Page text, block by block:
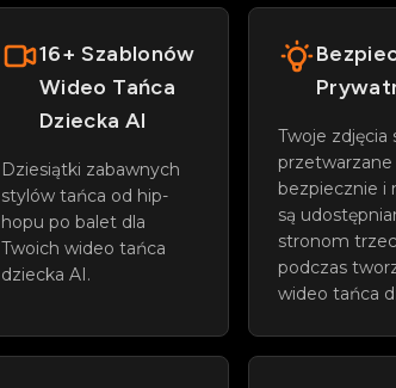
16+ Szablonów
Wideo Tańca
Dziecka AI
Dziesiątki zabawnych
stylów tańca od hip-
hopu po balet dla
Twoich wideo tańca
dziecka AI.
Twoje zdjęcia
przetwarzane
bezpiecznie i
są
stronom
podczas
wideo tańca